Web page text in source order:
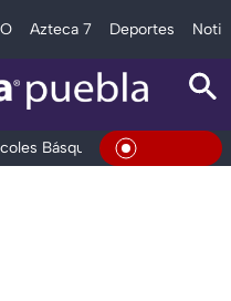
Azteca 7 Deportes
Básquetbol En Vivo